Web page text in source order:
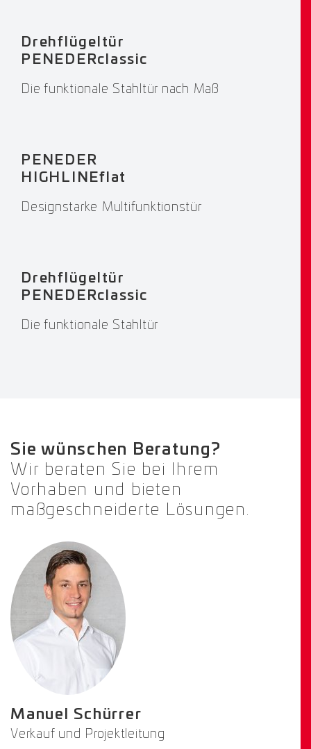
Drehflügeltür
PENEDERclassic
Die funktionale Stahltür nach Maß
PENEDER
HIGHLINEflat
Designstarke Multifunktionstür
Drehflügeltür
PENEDERclassic
Die funktionale Stahltür
Sie wünschen Beratung?
Wir beraten Sie bei Ihrem
Vorhaben und bieten
maßgeschneiderte Lösungen.
Manuel Schürrer
Verkauf und Projektleitung